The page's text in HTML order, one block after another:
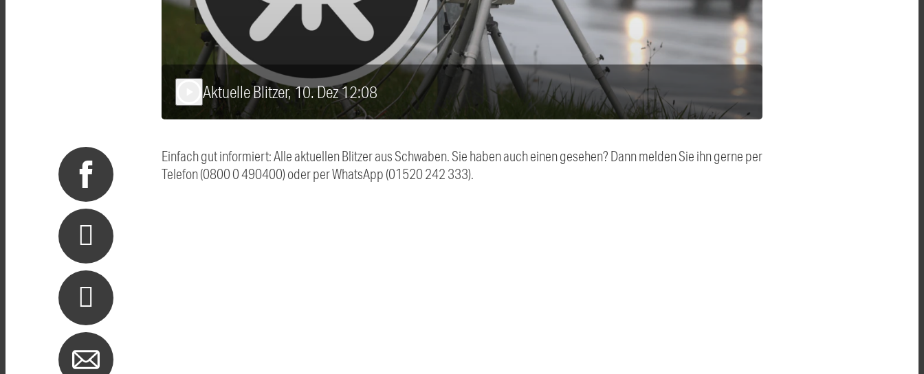
Aktuelle Blitzer, 10. Dez 12:08
Einfach gut informiert: Alle aktuellen Blitzer aus Schwaben. Sie haben auch einen gesehen? Dann melden Sie ihn gerne per
Telefon (0800 0 490400) oder per WhatsApp (01520 242 333).